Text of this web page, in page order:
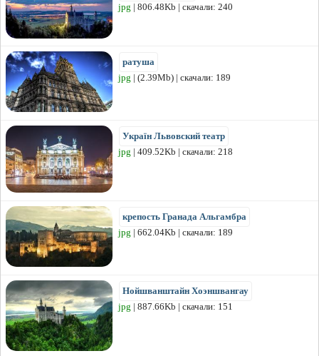
jpg | 806.48Kb | скачали: 240
ратуша
jpg | (2.39Mb) | скачали: 189
Україн Львовский театр
jpg | 409.52Kb | скачали: 218
крепость Гранада Альгамбра
jpg | 662.04Kb | скачали: 189
Нойшванштайн Хоэншвангау
jpg | 887.66Kb | скачали: 151